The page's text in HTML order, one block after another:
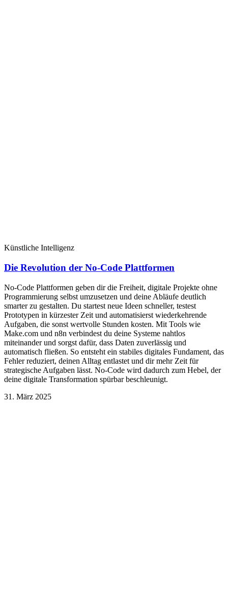
Künstliche Intelligenz
Die Revolution der No-Code Plattformen
No-Code Plattformen geben dir die Freiheit, digitale Projekte ohne
Programmierung selbst umzusetzen und deine Abläufe deutlich
smarter zu gestalten. Du startest neue Ideen schneller, testest
Prototypen in kürzester Zeit und automatisierst wiederkehrende
Aufgaben, die sonst wertvolle Stunden kosten. Mit Tools wie
Make.com und n8n verbindest du deine Systeme nahtlos
miteinander und sorgst dafür, dass Daten zuverlässig und
automatisch fließen. So entsteht ein stabiles digitales Fundament, das
Fehler reduziert, deinen Alltag entlastet und dir mehr Zeit für
strategische Aufgaben lässt. No-Code wird dadurch zum Hebel, der
deine digitale Transformation spürbar beschleunigt.
31. März 2025